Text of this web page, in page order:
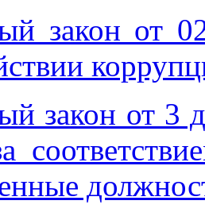
закон от
закон от 3